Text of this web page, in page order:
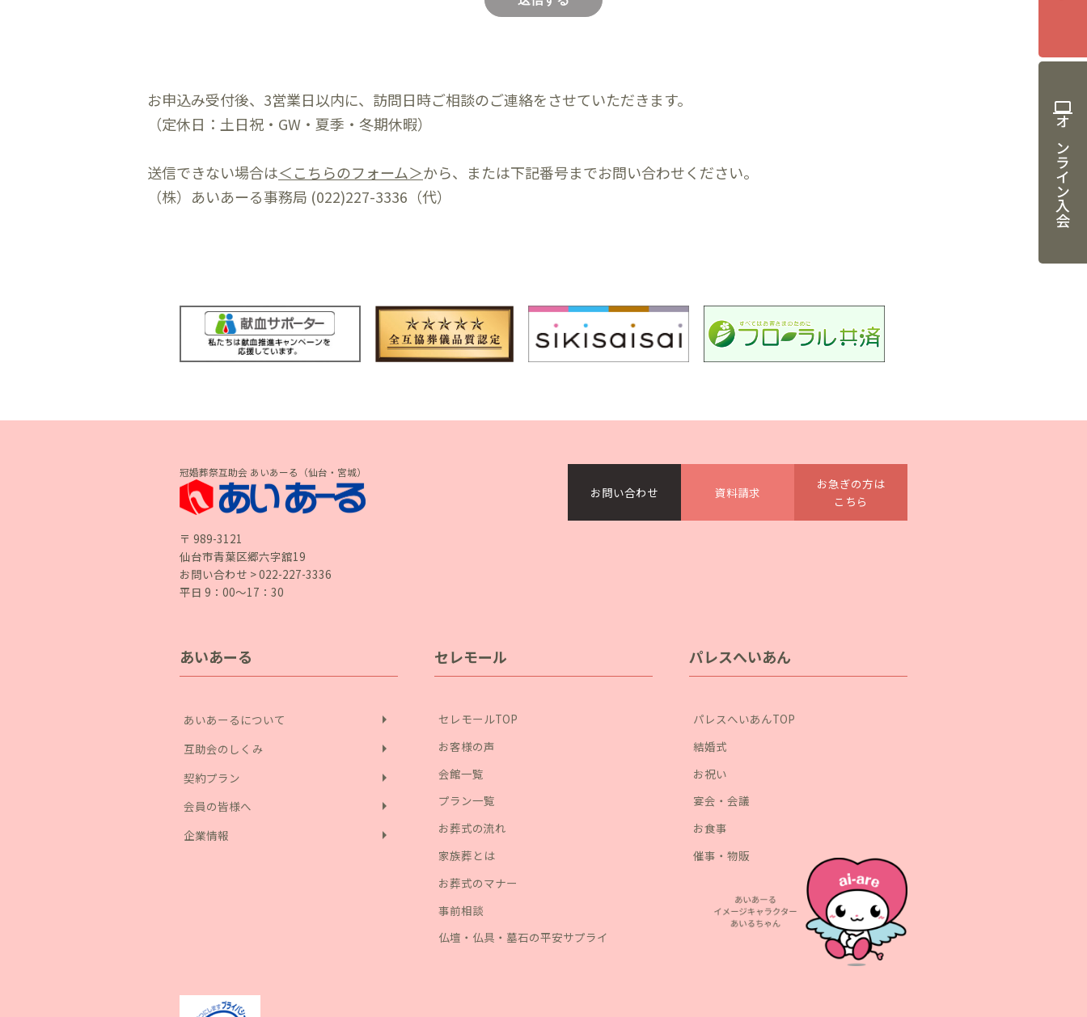
空
の
ま
に
お申込み受付後、3営業日以内に、訪問日時ご相談のご連絡をさせていただきます。​
（定休日：土日祝・GW・夏季・冬期休暇）
送信できない場合は＜こちらのフォーム＞から、または下記番号までお問い合わせください。
（株）あいあーる事務局 (022)227-3336（代）
冠婚葬祭互助会 あいあーる（仙台・宮城）
〒 989-3121
仙台市青葉区郷六字舘19
お問い合わせ > 022-227-3336
平日 9：00〜17：30
お問い合わせ 資料請求
お急ぎの方は
こちら
あいあーる
あいあーるについて arrow_right
互助会のしくみ arrow_right
契約プラン arrow_right
会員の皆様へ arrow_right
企業情報 arrow_right
セレモール
セレモールTOP
お客様の声
会館一覧
プラン一覧
お葬式の流れ
家族葬とは
お葬式のマナー
事前相談
仏壇・仏具・墓石の平安サプライ
パレスへいあん
パレスへいあんTOP
結婚式
お祝い
宴会・会議
お食事
催事・物販
computer
オンライン入会